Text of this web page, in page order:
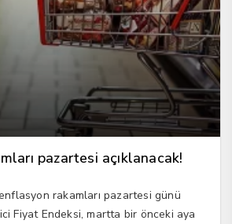
pazartesi açıklanacak!
rakamları pazartesi günü
Fiyat Endeksi, martta bir önceki aya